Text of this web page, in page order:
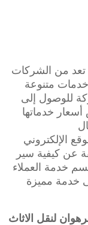
تعد من الشركات
خدمات متنوعة
للوصول إلى
خدماتها
الإلكتروني
عن كيفية سير
خدمة العملاء
خدمة مميزة
لنقل الاثاث